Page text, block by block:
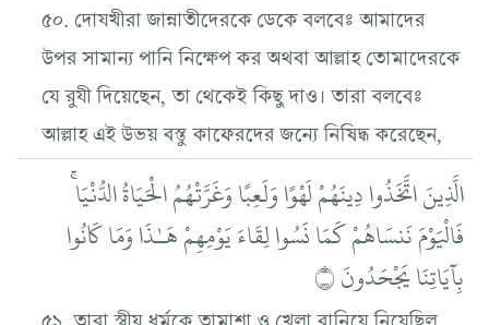
৫০. দোযখীরা জান্নাতীদেরকে ডেকে বলবেঃ আমাদের
উপর সামান্য পানি নিক্ষেপ কর অথবা আল্লাহ তোমাদেরকে
যে রুযী দিয়েছেন, তা থেকেই কিছু দাও। তারা বলবেঃ
আল্লাহ এই উভয় বস্তু কাফেরদের জন্যে নিষিদ্ধ করেছেন,
الَّذِينَ اتَّخَذُوا دِينَهُمْ لَهْوًا وَلَعِبًا وَغَرَّتْهُمُ الْحَيَاةُ الدُّنْيَا ۚ
فَالْيَوْمَ نَنسَاهُمْ كَمَا نَسُوا لِقَاءَ يَوْمِهِمْ هَـٰذَا وَمَا كَانُوا
بِآيَاتِنَا يَجْحَدُونَ ۝
৫১. তারা স্বীয় ধর্মকে তামাশা ও খেলা বানিয়ে নিয়েছিল